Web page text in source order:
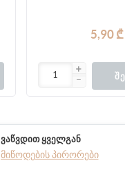
5,90 ₾
ᲕᲐᲬᲕᲓᲘᲗ ᲧᲕᲔᲚᲒᲐᲜ
მიწოდების პირორები